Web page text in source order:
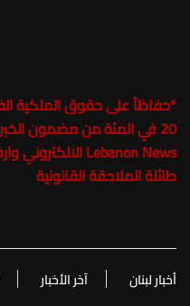
*حفاظاً على حقوق الملكية
طائلة الملاحقة القانونية
أخبار لبنان آخر الأخبار